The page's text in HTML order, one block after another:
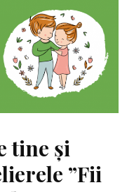
tine și
”Fii